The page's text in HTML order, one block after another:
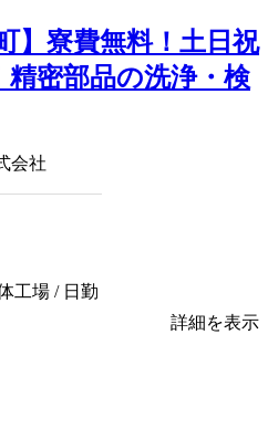
】寮費無料！土日祝
密部品の洗浄・検
会社
工場 / 日勤
詳細を表示